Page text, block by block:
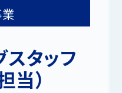
スタッフ
当）